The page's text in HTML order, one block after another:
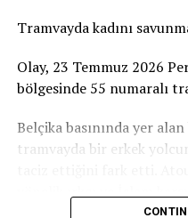
evliliklerin önlenmesi için
düzenlemelerin pratikte
çekici bir örneği olarak
Tramvayda kadını
Olay, 23 Temmuz 2026
bölgesinde 55 numaralı
Belçika basınında yer
tramvayda bir erkek
yönelik ırkçı ve İslam
aktardı. Atounane bunun